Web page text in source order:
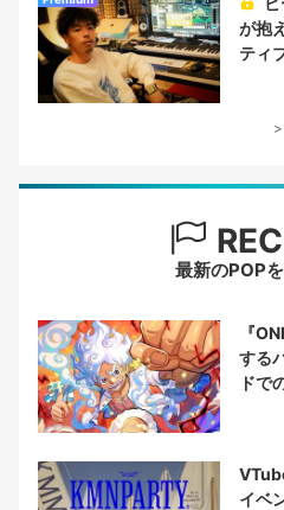
が抱
ティ
最新のPOP
『
する
ドで
イベ